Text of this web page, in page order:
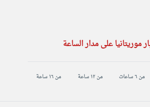
موريتانيا على مدار الساعة
من ٦ ساعات من ١٢ ساعة من ١٦ ساعة